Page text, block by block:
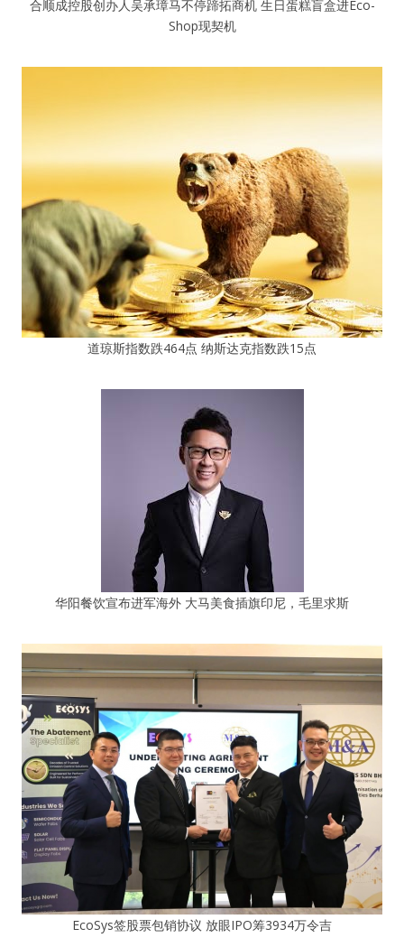
合顺成控股创办人吴承璋马不停蹄拓商机 生日蛋糕盲盒进Eco-
Shop现契机
道琼斯指数跌464点 纳斯达克指数跌15点
华阳餐饮宣布进军海外 大马美食插旗印尼，毛里求斯
EcoSys签股票包销协议 放眼IPO筹3934万令吉